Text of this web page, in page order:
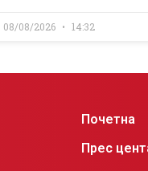
08/08/2026 14:32
Почетна
Прес